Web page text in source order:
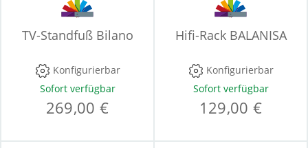
TV-Standfuß Bilano
Konfigurierbar
Sofort verfügbar
269,00 €
Hifi-Rack BALANISA
Konfigurierbar
Sofort verfügbar
129,00 €